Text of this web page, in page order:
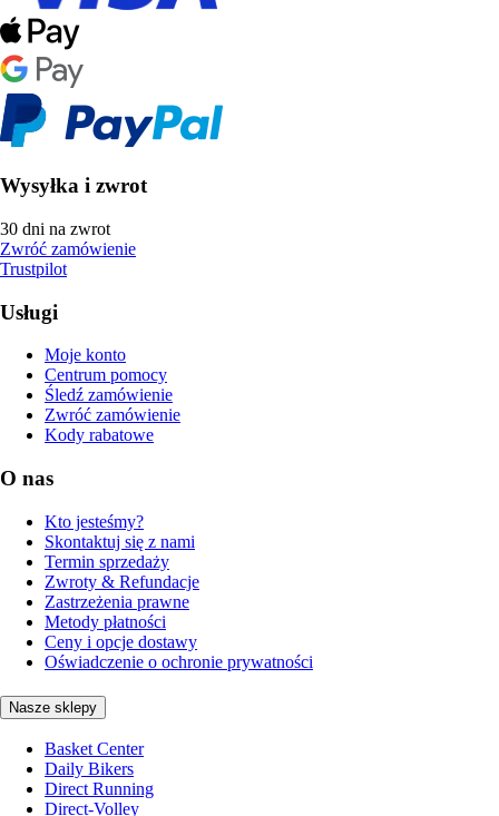
Wysyłka i zwrot
30 dni na zwrot
Zwróć zamówienie
Trustpilot
Usługi
Moje konto
Centrum pomocy
Śledź zamówienie
Zwróć zamówienie
Kody rabatowe
O nas
Kto jesteśmy?
Skontaktuj się z nami
Termin sprzedaży
Zwroty & Refundacje
Zastrzeżenia prawne
Metody płatności
Ceny i opcje dostawy
Oświadczenie o ochronie prywatności
Nasze sklepy
Basket Center
Daily Bikers
Direct Running
Direct-Volley